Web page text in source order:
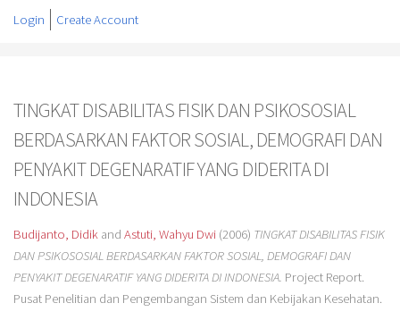
Login Create Account
TINGKAT DISABILITAS FISIK DAN PSIKOSOSIAL
BERDASARKAN FAKTOR SOSIAL, DEMOGRAFI DAN
PENYAKIT DEGENARATIF YANG DIDERITA DI
INDONESIA
Budijanto, Didikand Astuti, Wahyu Dwi(2006) TINGKAT DISABILITAS FISIK
DAN PSIKOSOSIAL BERDASARKAN FAKTOR SOSIAL, DEMOGRAFI DAN
PENYAKIT DEGENARATIF YANG DIDERITA DI INDONESIA. Project Report.
Pusat Penelitian dan Pengembangan Sistem dan Kebijakan Kesehatan.